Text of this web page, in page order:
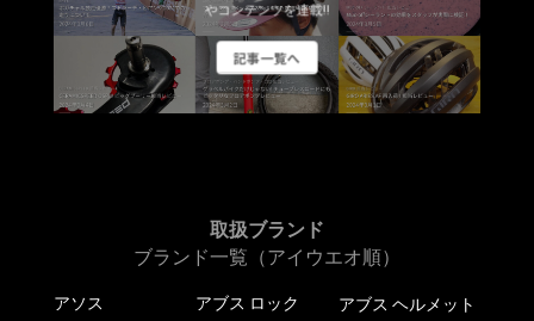
やコンテンツを連載!!
記事一覧へ
取扱ブランド
ブランド一覧（アイウエオ順）
アソス アブス ロック アブス ヘルメット